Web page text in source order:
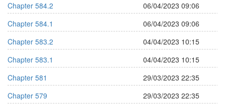
Chapter 584.2
06/04/2023 09:06
Chapter 584.1
06/04/2023 09:06
Chapter 583.2
04/04/2023 10:15
Chapter 583.1
04/04/2023 10:15
Chapter 581
29/03/2023 22:35
Chapter 579
29/03/2023 22:35